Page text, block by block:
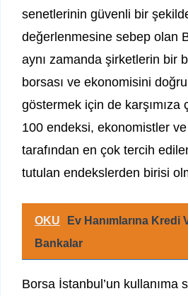
senetlerinin güvenli bir
değerlenmesine sebep olan
aynı zamanda şirketlerin bir
borsası ve ekonomisini
göstermek için de karşımıza
100 endeksi, ekonomistler
tarafından en çok tercih
tutulan endekslerden birisi
OKU
Ev Hanımlarına Kredi
Bankalar
Borsa İstanbul’un kullanıma